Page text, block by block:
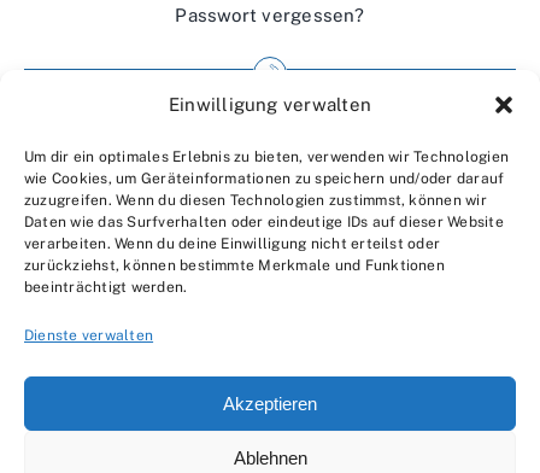
Einwilligung verwalten
Um dir ein optimales Erlebnis zu bieten, verwenden wir Technologien
wie Cookies, um Geräteinformationen zu speichern und/oder darauf
zuzugreifen. Wenn du diesen Technologien zustimmst, können wir
Daten wie das Surfverhalten oder eindeutige IDs auf dieser Website
verarbeiten. Wenn du deine Einwilligung nicht erteilst oder
zurückziehst, können bestimmte Merkmale und Funktionen
beeinträchtigt werden.
Dienste verwalten
Akzeptieren
Ablehnen
Passwort vergessen?
Wir über uns
Kontakt
Datenschutzerklärung
© 2007 - 2026 •by Moveco